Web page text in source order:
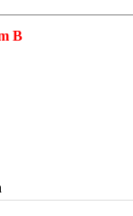
B